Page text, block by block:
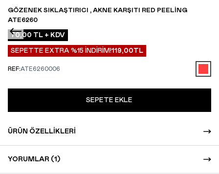
GÖZENEK SIKLAŞTIRICI , AKNE KARŞITI RED PEELING
ATE6260
70,00 TL + KDV
SEPETTE EXTRA %15 İNDİRİM!119,00TL
REF:ATE6260006
SEPETE EKLE
ÜRÜN ÖZELLIKLERI
YORUMLAR (1)